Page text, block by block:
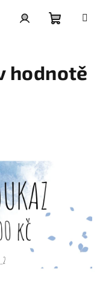
košík
hodnotě